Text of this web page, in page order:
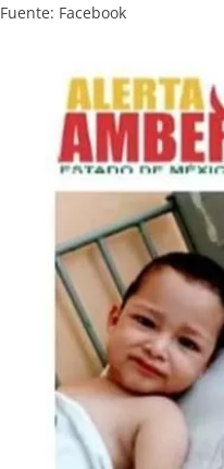
Fuente: Facebook